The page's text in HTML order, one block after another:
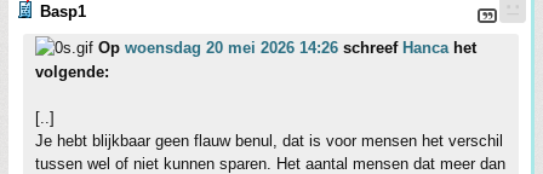
Basp1
Op woensdag 20 mei 2026 14:26 schreef Hanca het
volgende:
[..]
Je hebt blijkbaar geen flauw benul, dat is voor mensen het verschil
tussen wel of niet kunnen sparen. Het aantal mensen dat meer dan